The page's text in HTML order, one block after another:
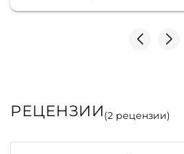
РЕЦЕНЗИИ(2 рецензии)